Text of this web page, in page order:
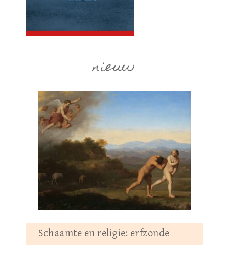
nieuw
Schaamte en religie: erfzonde